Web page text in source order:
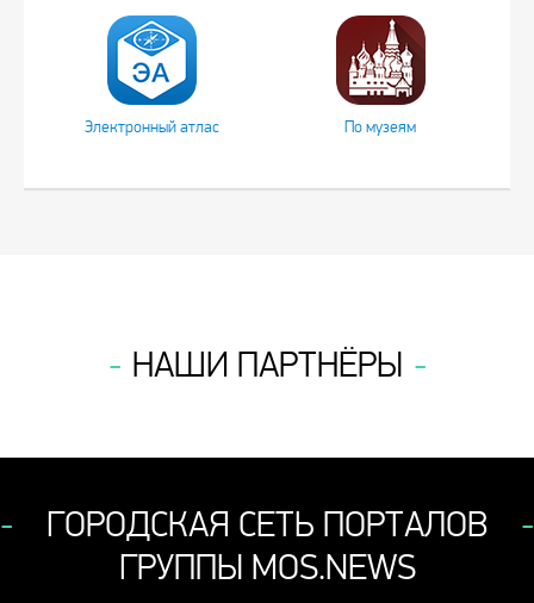
Электронный атлас По музеям
НАШИ ПАРТНЁРЫ
ГОРОДСКАЯ СЕТЬ ПОРТАЛОВ
ГРУППЫ MOS.NEWS